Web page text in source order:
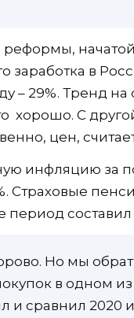
заработка в
– 29%. Тренд
хорошо. С
цен,
инфляцию за
Страховые
составил
Но мы
в одном
и сравнил 2020